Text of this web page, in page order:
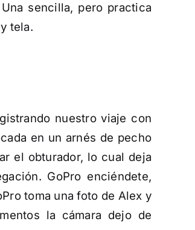
sencilla, pero practica
tela.
nuestro viaje con
en un arnés de pecho
el obturador, lo cual deja
GoPro enciéndete,
toma una foto de Alex y
la cámara dejo de